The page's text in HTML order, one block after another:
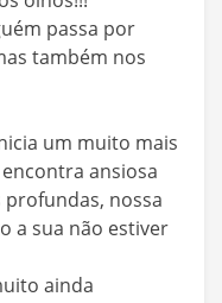
passa por
também nos
um muito mais
ansiosa
profundas, nossa
a sua não estiver
ainda